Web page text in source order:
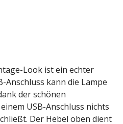
Look ist ein echter
Anschluss kann die Lampe
der schönen
USB-Anschluss nichts
Der Hebel oben dient